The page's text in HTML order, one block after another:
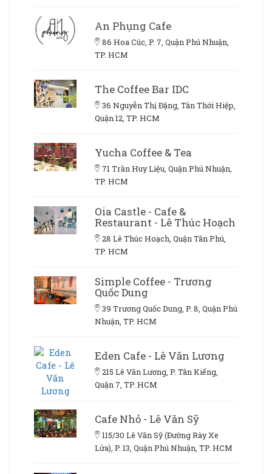
An Phụng Cafe
86 Hoa Cúc, P. 7, Quận Phú Nhuận,
TP. HCM
The Coffee Bar IDC
36 Nguyễn Thị Đặng, Tân Thới Hiệp,
Quận 12, TP. HCM
Yucha Coffee & Tea
71 Trần Huy Liệu, Quận Phú Nhuận,
TP. HCM
Oia Castle - Cafe &
Restaurant - Lê Thúc Hoạch
28 Lê Thúc Hoạch, Quận Tân Phú,
TP. HCM
Simple Coffee - Trương
Quốc Dung
39 Trương Quốc Dung, P. 8, Quận Phú
Nhuận, TP. HCM
Eden Cafe - Lê Văn Lương
215 Lê Văn Lương, P. Tân Kiểng,
Quận 7, TP. HCM
Cafe Nhỏ - Lê Văn Sỹ
115/30 Lê Văn Sỹ (Đường Rày Xe
Lửa), P. 13, Quận Phú Nhuận, TP. HCM